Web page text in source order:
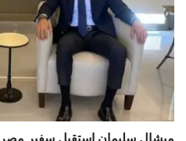
ميشال سليمان استقبل سفير مصر